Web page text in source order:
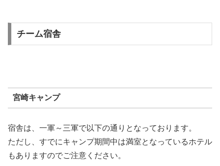
チーム宿舎
宮崎キャンプ
宿舎は、一軍～三軍で以下の通りとなっております。
ただし、すでにキャンプ期間中は満室となっているホテル
もありますのでご注意ください。